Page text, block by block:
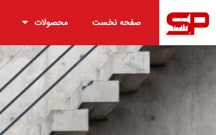
صفحه نخست محصولات